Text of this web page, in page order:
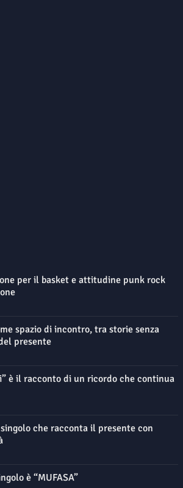
per il basket e attitudine punk rock
spazio di incontro, tra storie senza
presente
è il racconto di un ricordo che continua
che racconta il presente con
è “MUFASA”